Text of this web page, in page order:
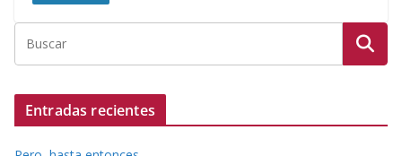
Entradas recientes